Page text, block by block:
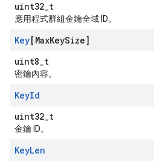
uint32_t
應用程式群組金鑰全域 ID。
Key[MaxKeySize]
uint8_t
密鑰內容。
KeyId
uint32_t
金鑰 ID。
KeyLen